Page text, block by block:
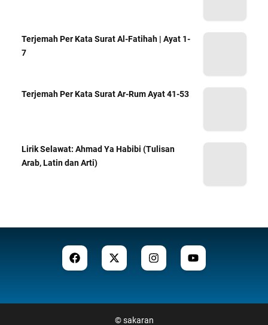
Terjemah Per Kata Surat Al-Fatihah | Ayat 1-
7
Terjemah Per Kata Surat Ar-Rum Ayat 41-53
Lirik Selawat: Ahmad Ya Habibi (Tulisan
Arab, Latin dan Arti)
© sakaran